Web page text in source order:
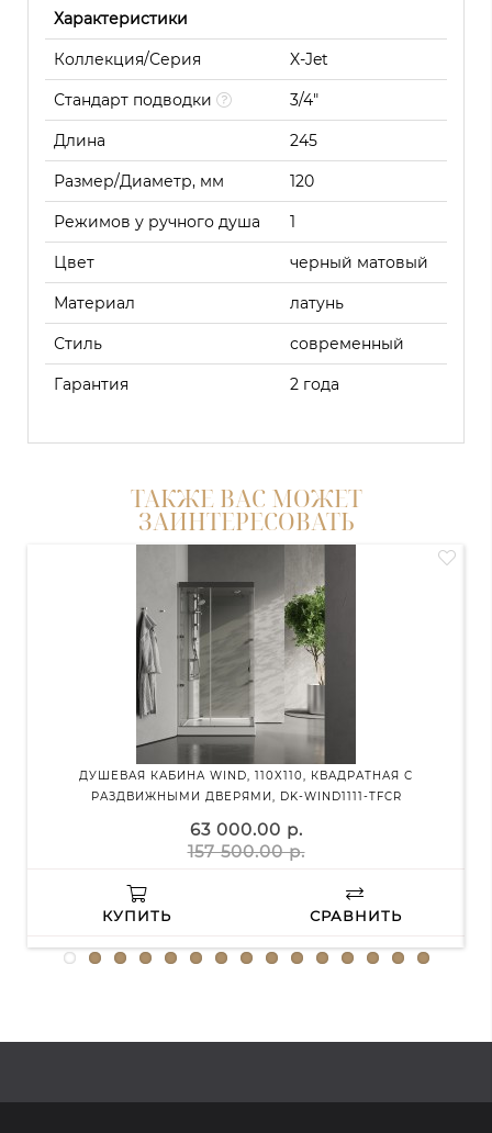
Характеристики
Коллекция/Серия X-Jet
Стандарт подводки 3/4"
Длина 245
Размер/Диаметр, мм 120
Режимов у ручного душа 1
Цвет черный матовый
Материал латунь
Стиль современный
Гарантия 2 года
ТАКЖЕ ВАС МОЖЕТ
ЗАИНТЕРЕСОВАТЬ
ДУШЕВАЯ КАБИНА WIND, 110X110, КВАДРАТНАЯ С
РАЗДВИЖНЫМИ ДВЕРЯМИ, DK-WIND1111-TFCR
63 000.00 р.
157 500.00 р.
КУПИТЬ СРАВНИТЬ